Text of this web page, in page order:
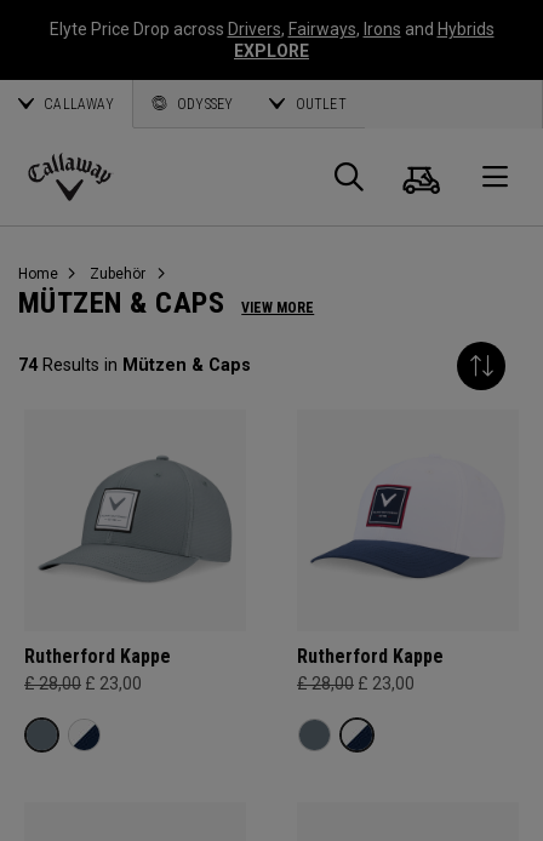
Elyte Price Drop across Drivers, Fairways, Irons and Hybrids
EXPLORE
CALLAWAY ODYSSEY OUTLET
Callaway
Suche
Home Zubehör
MÜTZEN & CAPS VIEW MORE
74Results in Mützen & Caps
Rutherford Kappe
£ 28,00 £ 23,00
Rutherford Kappe
£ 28,00 £ 23,00